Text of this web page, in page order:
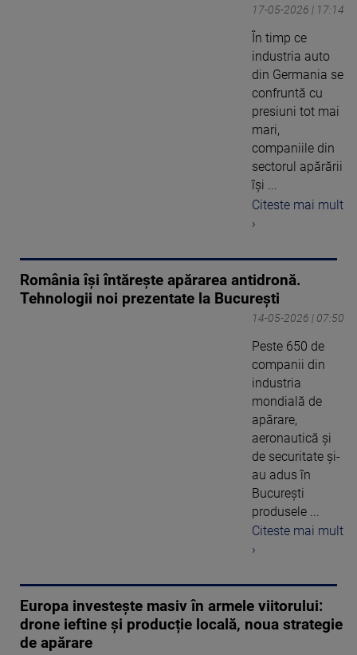
17-05-2026 | 17:14
În timp ce
industria auto
din Germania se
confruntă cu
presiuni tot mai
mari,
companiile din
sectorul apărării
își ...
Citeste mai mult
›
România își întărește apărarea antidronă.
Tehnologii noi prezentate la București
14-05-2026 | 07:50
Peste 650 de
companii din
industria
mondială de
apărare,
aeronautică și
de securitate și-
au adus în
București
produsele ...
Citeste mai mult
›
Europa investește masiv în armele viitorului:
drone ieftine și producție locală, noua strategie
de apărare